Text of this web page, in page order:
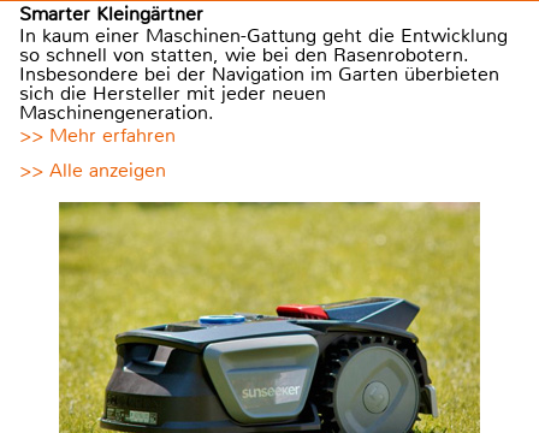
Smarter Kleingärtner
In kaum einer Maschinen-Gattung geht die Entwicklung
so schnell von statten, wie bei den Rasenrobotern.
Insbesondere bei der Navigation im Garten überbieten
sich die Hersteller mit jeder neuen
Maschinengeneration.
>> Mehr erfahren
>> Alle anzeigen